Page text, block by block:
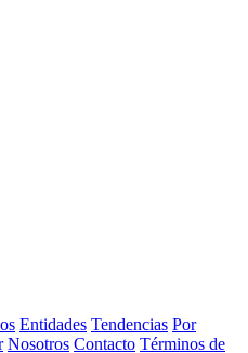
Entidades Tendencias Por
Nosotros Contacto Términos de